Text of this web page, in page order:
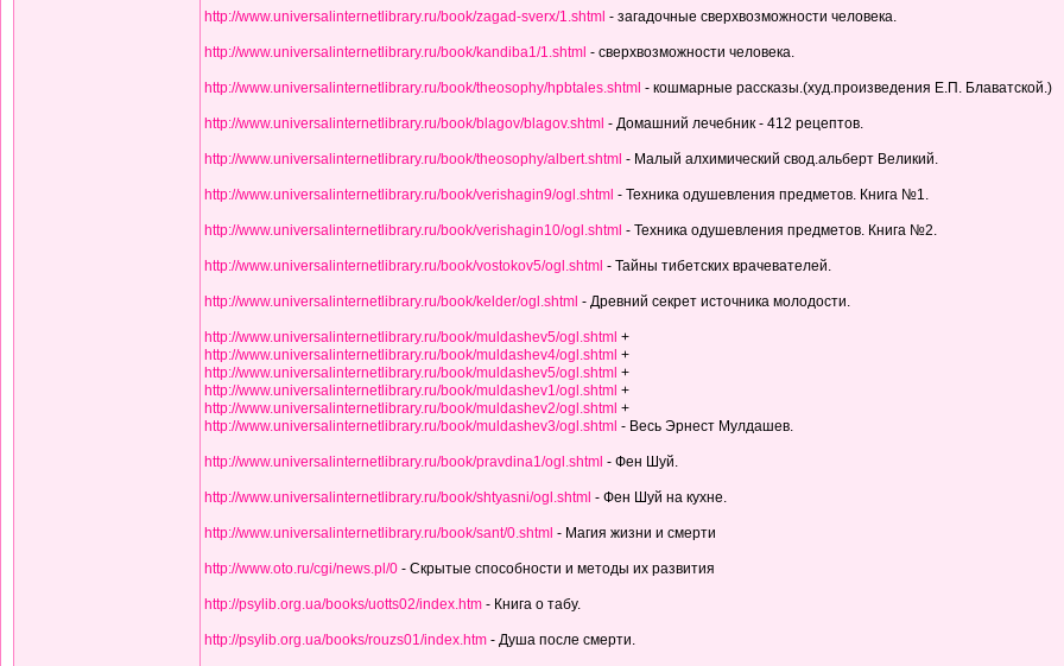
http://www.universalinternetlibrary.ru/book/zagad-sverx/1.shtml - загадочные сверхвозможности человека.
http://www.universalinternetlibrary.ru/book/kandiba1/1.shtml - сверхвозможности человека.
http://www.universalinternetlibrary.ru/book/theosophy/hpbtales.shtml - кошмарные рассказы.(худ.произведения Е.П. Блаватской.)
http://www.universalinternetlibrary.ru/book/blagov/blagov.shtml - Домашний лечебник - 412 рецептов.
http://www.universalinternetlibrary.ru/book/theosophy/albert.shtml - Малый алхимический свод.альберт Великий.
http://www.universalinternetlibrary.ru/book/verishagin9/ogl.shtml - Техника одушевления предметов. Книга №1.
http://www.universalinternetlibrary.ru/book/verishagin10/ogl.shtml - Техника одушевления предметов. Книга №2.
http://www.universalinternetlibrary.ru/book/vostokov5/ogl.shtml - Тайны тибетских врачевателей.
http://www.universalinternetlibrary.ru/book/kelder/ogl.shtml - Древний секрет источника молодости.
http://www.universalinternetlibrary.ru/book/muldashev5/ogl.shtml +
http://www.universalinternetlibrary.ru/book/muldashev4/ogl.shtml +
http://www.universalinternetlibrary.ru/book/muldashev5/ogl.shtml +
http://www.universalinternetlibrary.ru/book/muldashev1/ogl.shtml +
http://www.universalinternetlibrary.ru/book/muldashev2/ogl.shtml +
http://www.universalinternetlibrary.ru/book/muldashev3/ogl.shtml - Весь Эрнест Мулдашев.
http://www.universalinternetlibrary.ru/book/pravdina1/ogl.shtml - Фен Шуй.
http://www.universalinternetlibrary.ru/book/shtyasni/ogl.shtml - Фен Шуй на кухне.
http://www.universalinternetlibrary.ru/book/sant/0.shtml - Магия жизни и смерти
http://www.oto.ru/cgi/news.pl/0 - Скрытые способности и методы их развития
http://psylib.org.ua/books/uotts02/index.htm - Книга о табу.
http://psylib.org.ua/books/rouzs01/index.htm - Душа после смерти.